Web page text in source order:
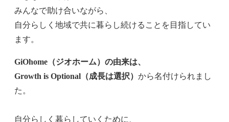
みんなで助け合いながら、
自分らしく地域で共に暮らし続けることを目指してい
ます。
GiOhome（ジオホーム）の由来は、
Growth is Optional（成長は選択） から名付けられまし
た。
自分らしく暮らしていくために、